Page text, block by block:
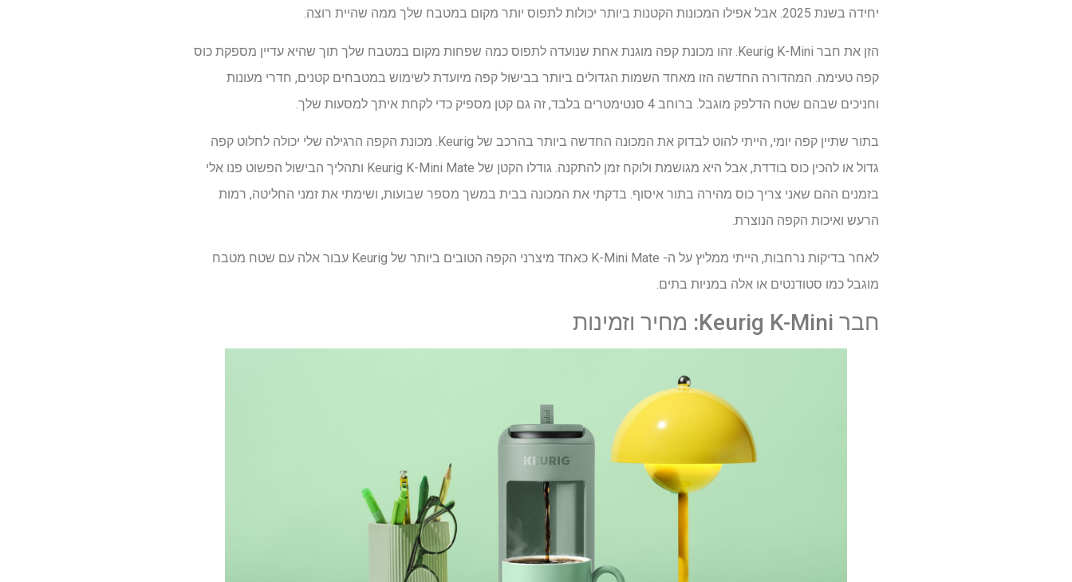
יחידה בשנת 2025. אבל אפילו המכונות הקטנות ביותר יכולות לתפוס יותר מקום במטבח שלך ממה שהיית רוצה.
הזן את חבר Keurig K-Mini. זהו מכונת קפה מוגנת אחת שנועדה לתפוס כמה שפחות מקום במטבח שלך תוך שהיא עדיין מספקת כוס
קפה טעימה. המהדורה החדשה הזו מאחד השמות הגדולים ביותר בבישול קפה מיועדת לשימוש במטבחים קטנים, חדרי מעונות
וחניכים שבהם שטח הדלפק מוגבל. ברוחב 4 סנטימטרים בלבד, זה גם קטן מספיק כדי לקחת איתך למסעות שלך.
בתור שתיין קפה יומי, הייתי להוט לבדוק את המכונה החדשה ביותר בהרכב של Keurig. מכונת הקפה הרגילה שלי יכולה לחלוט קפה
גדול או להכין כוס בודדת, אבל היא מגושמת ולוקח זמן להתקנה. גודלו הקטן של Keurig K-Mini Mate ותהליך הבישול הפשוט פנו אלי
בזמנים ההם שאני צריך כוס מהירה בתור איסוף. בדקתי את המכונה בבית במשך מספר שבועות, ושימתי את זמני החליטה, רמות
הרעש ואיכות הקפה הנוצרת.
לאחר בדיקות נרחבות, הייתי ממליץ על ה- K-Mini Mate כאחד מיצרני הקפה הטובים ביותר של Keurig עבור אלה עם שטח מטבח
מוגבל כמו סטודנטים או אלה במניות בתים.
חבר Keurig K-Mini: מחיר וזמינות